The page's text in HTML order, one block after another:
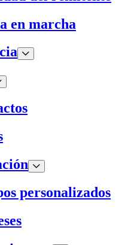
en marcha
personalizados